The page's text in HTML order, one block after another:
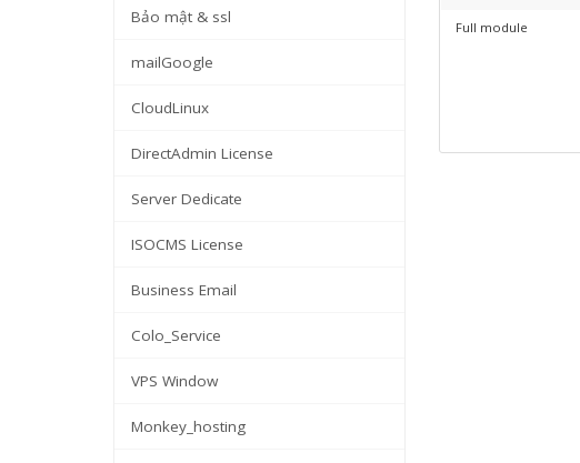
Bảo mật & ssl
mailGoogle
CloudLinux
DirectAdmin License
Server Dedicate
ISOCMS License
Business Email
Colo_Service
VPS Window
Monkey_hosting
Full module